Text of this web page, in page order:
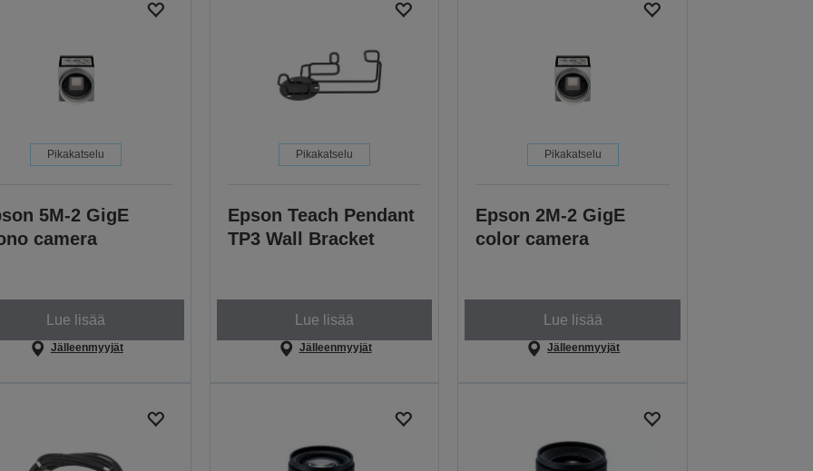
Pikakatselu
5M-2 GigE
camera
Lue lisää
Jälleenmyyjät
Pikakatselu
Epson Teach Pendant
TP3 Wall Bracket
Lue lisää
Jälleenmyyjät
Pikakatselu
Epson 2M-2 GigE
color camera
Lue lisää
Jälleenmyyjät